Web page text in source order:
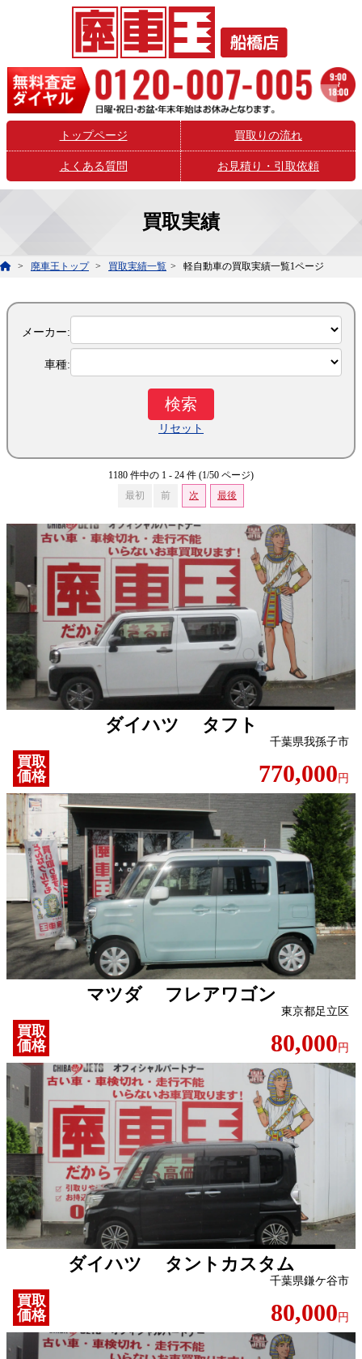
トップページ 買取りの流れ
よくある質問 お見積り・引取依頼
買取実績
廃車王トップ 買取実績一覧 軽自動車の買取実績一覧1ページ
メーカー:
車種:
リセット
1180 件中の 1 - 24 件 (1/50 ページ)
最初
前 次 最後
ダイハツ タフト
千葉県我孫子市
買取
価格
770,000 円
マツダ フレアワゴン
東京都足立区
買取
価格
80,000 円
ダイハツ タントカスタム
千葉県鎌ケ谷市
買取
価格
80,000 円